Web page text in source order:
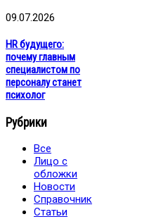
09.07.2026
HR будущего:
почему главным
специалистом по
персоналу станет
психолог
Рубрики
Все
Лицо с
обложки
Новости
Справочник
Статьи